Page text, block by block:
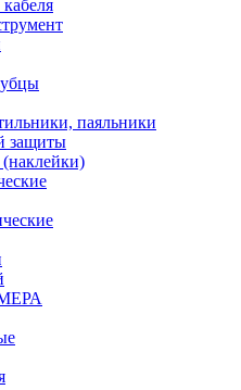
паяльники
защиты
(наклейки)